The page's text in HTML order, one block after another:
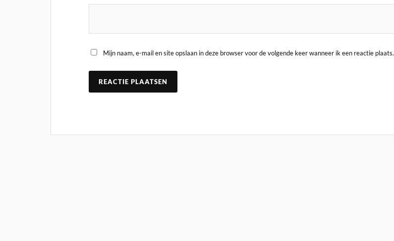
Mijn naam, e-mail en site opslaan in deze browser voor de volgende keer wanneer ik een reactie plaats.